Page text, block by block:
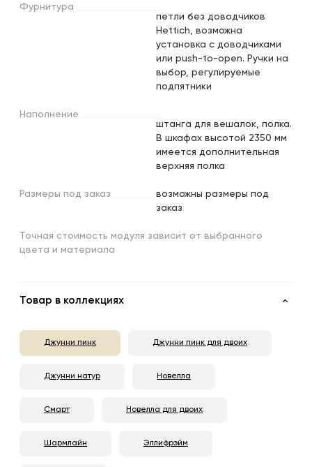
Фурнитура
петли без доводчиков
Hettich, возможна
установка с доводчиками
или push-to-open. Ручки на
выбор, регулируемые
подпятники
Наполнение
штанга для вешалок, полка.
В шкафах высотой 2350 мм
имеется дополнительная
верхняя полка
Размеры под заказ
возможны размеры под
заказ
Точная стоимость модуля зависит от выбранного
цвета и материала
Товар в коллекциях
Джунни пинк Джунни пинк для двоих
Джунни натур Новелла
Смарт Новелла для двоих
Шармлайн Эллифрэйм